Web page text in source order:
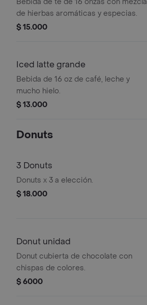
de hierbas aromáticas y especias.
$ 15.000
Iced latte grande
Bebida de 16 oz de café, leche y
mucho hielo.
$ 13.000
Donuts
3 Donuts
Donuts x 3 a elección.
$ 18.000
Donut unidad
Donut cubierta de chocolate con
chispas de colores.
$ 6000